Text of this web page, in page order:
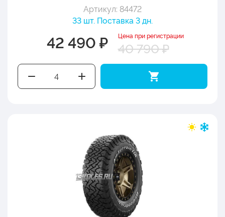
Артикул: 84472
33 шт. Поставка 3 дн.
42 490 ₽ Цена при регистрации
40 790 ₽